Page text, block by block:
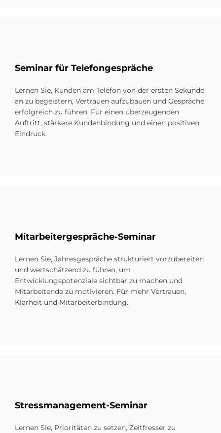
Se­mi­nar für Te­le­fon­ge­spräche
Lernen Sie, Kunden am Telefon von der ersten Sekunde
an zu begeistern, Vertrauen aufzubauen und Gespräche
erfolgreich zu führen. Für einen überzeugenden
Auftritt, stärkere Kundenbindung und einen positiven
Eindruck.
Mit­ar­bei­ter­ge­spräche-Se­mi­nar
Lernen Sie, Jahresgespräche strukturiert vorzubereiten
und wertschätzend zu führen, um
Entwicklungspotenziale sichtbar zu machen und
Mitarbeitende zu motivieren. Für mehr Vertrauen,
Klarheit und Mitarbeiterbindung.
Stress­ma­nage­ment-Se­mi­nar
Lernen Sie, Prioritäten zu setzen, Zeitfresser zu